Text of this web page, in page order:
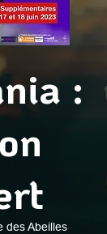
:
des Abeilles